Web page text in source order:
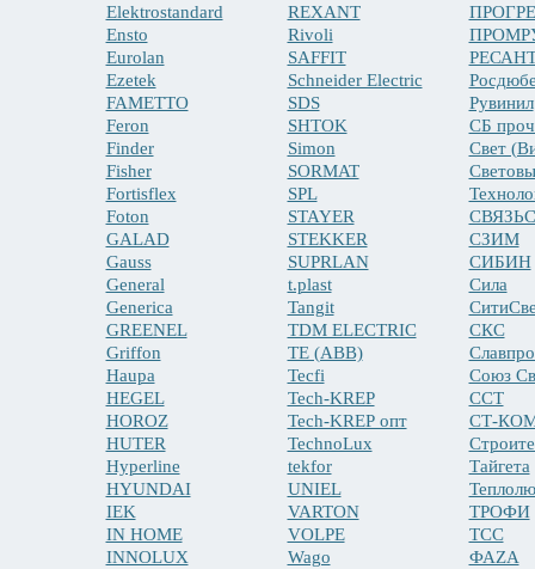
Elektrostandard
Ensto
Eurolan
Ezetek
FAMETTO
Feron
Finder
Fisher
Fortisflex
Foton
GALAD
Gauss
General
Generica
GREENEL
Griffon
Haupa
HEGEL
HOROZ
HUTER
Hyperline
HYUNDAI
IEK
IN HOME
INNOLUX
REXANT
Rivoli
SAFFIT
Schneider Electric
SDS
SHTOK
Simon
SORMAT
SPL
STAYER
STEKKER
SUPRLAN
t.plast
Tangit
TDM ELECTRIC
TE (ABB)
Tecfi
Tech-KREP
Tech-KREP опт
TechnoLux
tekfor
UNIEL
VARTON
VOLPE
Wago
Рувинил
СБ
Свет
СЗИМ
СИБИН
Сила
СКС
Союз
ССТ
СТ-
Тайгета
ТРОФИ
ТСС
ФАZА